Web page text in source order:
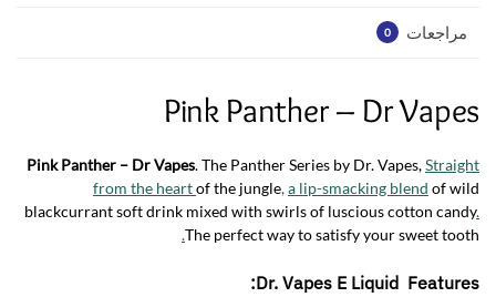
مراجعات 0
Pink Panther – Dr Vapes
Pink Panther – Dr Vapes. The Panther Series by Dr. Vapes,Straight
from the heartof the jungle,a lip-smacking blend of wild
blackcurrant soft drink mixed with swirls of luscious cotton candy.
The perfect way to satisfy your sweet tooth
.
Dr. Vapes E Liquid Features: